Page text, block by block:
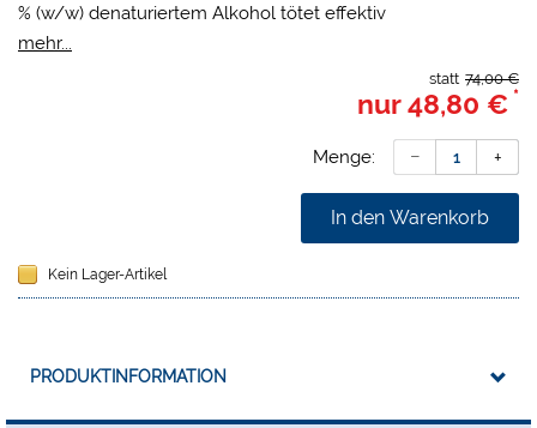
% (w/w) denaturiertem Alkohol tötet effektiv
Mikroorganismen, um die Ausbreitung von Infektionen zu
einschließlich behüllte Viren sowie Noro- und Rotavirus.
Ideal für die tägliche Händehygiene, auch im
Seifen und Händedesinfektionsmittel (S4).
mehr...
74,00 €
statt
nur48,80 € *
Menge:
In den Warenkorb
Kein Lager-Artikel
PRODUKTINFORMATION